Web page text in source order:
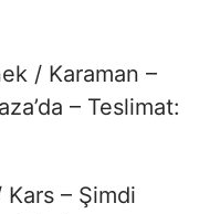
/ Karaman –
– Teslimat:
Kars – Şimdi